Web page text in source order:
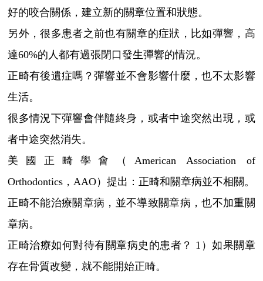
好的咬合關係，建立新的關章位置和狀態。
另外，很多患者之前也有關章的症狀，比如彈響，高
達60%的人都有過張閉口發生彈響的情況。
正畸有後遺症嗎？彈響並不會影響什麼，也不太影響
生活。
很多情況下彈響會伴隨終身，或者中途突然出現，或
者中途突然消失。
美國正畸學會（American Association of
Orthodontics，AAO）提出：正畸和關章病並不相關。
正畸不能治療關章病，並不導致關章病，也不加重關
章病。
正畸治療如何對待有關章病史的患者？ 1）如果關章
存在骨質改變，就不能開始正畸。